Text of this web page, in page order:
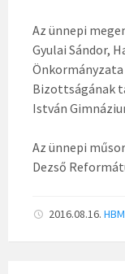
Az ünnepi
Gyulai Sándor,
Bizottságának
István
Az ünnepi
Dezső
2016.08.16.